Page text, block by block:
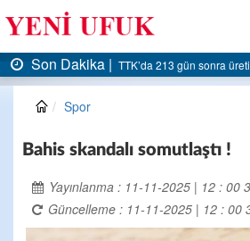
5 milyar liraya dayandı
Son Dakika |AK Parti Ereğli İlçe
Spor
Bahis skandalı somutlaştı !
Yayınlanma : 11-11-2025 | 12 : 00
Güncelleme : 11-11-2025 | 12 : 00